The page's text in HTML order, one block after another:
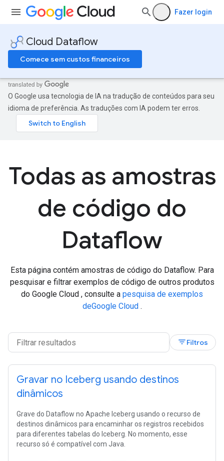
Fazer login
Cloud Dataflow
Comece sem custos financeiros
O Google usa tecnologia de IA na tradução de conteúdos para seu
idioma de preferência. As traduções com IA podem ter erros.
Todas as amostras
de código do
Dataflow
Esta página contém amostras de código do Dataflow. Para
pesquisar e filtrar exemplos de código de outros produtos
do Google Cloud , consulte a pesquisa de exemplos
deGoogle Cloud .
filter_listFiltros
Gravar no Iceberg usando destinos
dinâmicos
Grave do Dataflow no Apache Iceberg usando o recurso de
destinos dinâmicos para encaminhar os registros recebidos
para diferentes tabelas do Iceberg. No momento, esse
recurso só é compatível com Java.